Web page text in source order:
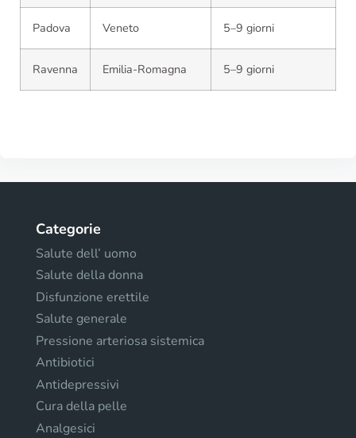
Padova Veneto 5–9 giorni
Ravenna Emilia-Romagna 5–9 giorni
Categorie
Salute dell’ uomo
Salute della donna
Disfunzione erettile
Salute generale
Pressione arteriosa sistemica
Antibiotici
Antidepressivi
Cura della pelle
Analgesici